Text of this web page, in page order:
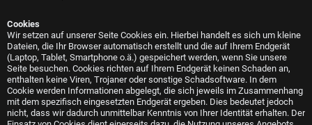
Cookies
Wir setzen auf unserer Seite Cookies ein. Hierbei handelt es sich um kleine
Dateien, die Ihr Browser automatisch erstellt und die auf Ihrem Endgerät
(Laptop, Tablet, Smartphone o.ä.) gespeichert werden, wenn Sie unsere
Seite besuchen. Cookies richten auf Ihrem Endgerät keinen Schaden an,
enthalten keine Viren, Trojaner oder sonstige Schadsoftware. In dem
Cookie werden Informationen abgelegt, die sich jeweils im Zusammenhang
mit dem spezifisch eingesetzten Endgerät ergeben. Dies bedeutet jedoch
nicht, dass wir dadurch unmittelbar Kenntnis von Ihrer Identität erhalten. Der